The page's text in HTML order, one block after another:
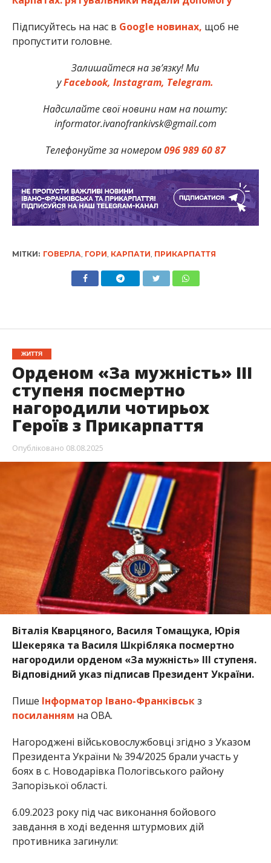
Підписуйтесь на нас в Google новинах, щоб не
пропустити головне.
Залишайтеся на зв’язку! Ми
уFacebook, Instagram, Telegram.
Надсилайте свої новини нам на пошту:
informator.ivanofrankivsk@gmail.com
Телефонуйте за номером096 989 60 87
МІТКИ: ГОВЕРЛА, ГОРИ, КАРПАТИ, ПРИКАРПАТТЯ
ЖИТТЯ
Орденом «За мужність» ІІІ
ступеня посмертно
нагородили чотирьох
Героїв з Прикарпаття
Опубліковано 08.08.2025
Віталія Кварцяного, Василя Томащука, Юрія
Шекеряка та Василя Шкрібляка посмертно
нагородили орденом «За мужність» ІІІ ступеня.
Відповідний указ підписав Президент України.
Пише Інформатор Івано-Франківськз
посиланням на ОВА.
Нагороджені військовослужбовці згідно з Указом
Президента України № 394/2025 брали участь у
боях в с. Новодарівка Пологівського району
Запорізької області.
6.09.2023 року під час виконання бойового
завдання в ході ведення штурмових дій
противника загинули: